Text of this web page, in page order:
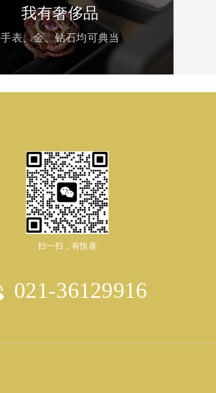
我有奢侈品
手表、金、钻石均可典当
扫一扫，有惊喜
021-36129916